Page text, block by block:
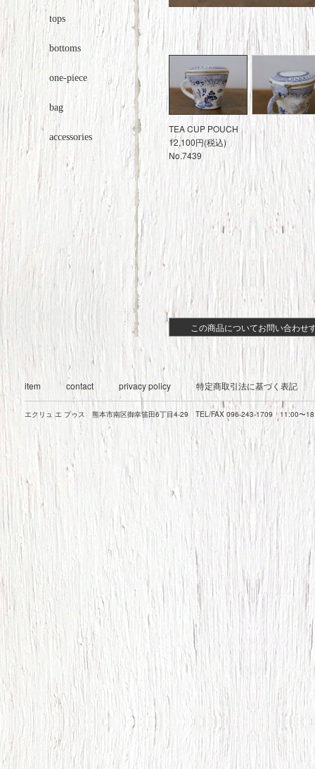
tops
bottoms
one-piece
bag
accessories
TEA CUP POUCH
12,100円(税込)
No.7439
この商品についてお問い合わせ
item contact privacy policy 特定商取引法に基づく表記
エクリュ エ プゥス 熊本市南区御幸笛田6丁目4-29 TEL/FAX 096-243-1709 11:00〜